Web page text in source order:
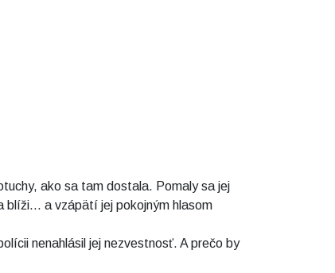
ako sa tam dostala. Pomaly sa jej
blíži... a vzápätí jej pokojným hlasom
nenahlásil jej nezvestnosť. A prečo by